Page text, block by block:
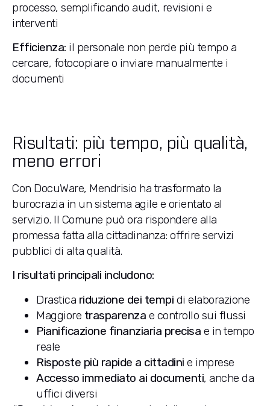
processo, semplificando audit, revisioni e
interventi
Efficienza: il personale non perde più tempo a
cercare, fotocopiare o inviare manualmente i
documenti
Risultati: più tempo, più qualità,
meno errori
Con DocuWare, Mendrisio ha trasformato la
burocrazia in un sistema agile e orientato al
servizio. Il Comune può ora rispondere alla
promessa fatta alla cittadinanza: offrire servizi
pubblici di alta qualità.
I risultati principali includono:
Drastica riduzione dei tempi di elaborazione
Maggiore trasparenza e controllo sui flussi
Pianificazione finanziaria precisa e in tempo
reale
Risposte più rapide a cittadini e imprese
Accesso immediato ai documenti, anche da
uffici diversi